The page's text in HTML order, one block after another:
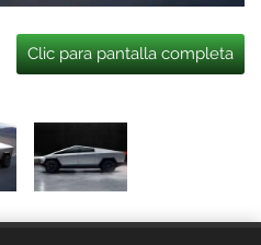
Clic para pantalla completa